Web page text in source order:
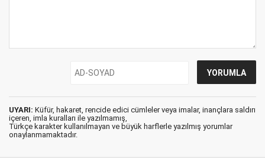
UYARI: Küfür, hakaret, rencide edici cümleler veya imalar, inançlara saldırı
içeren, imla kuralları ile yazılmamış,
Türkçe karakter kullanılmayan ve büyük harflerle yazılmış yorumlar
onaylanmamaktadır.